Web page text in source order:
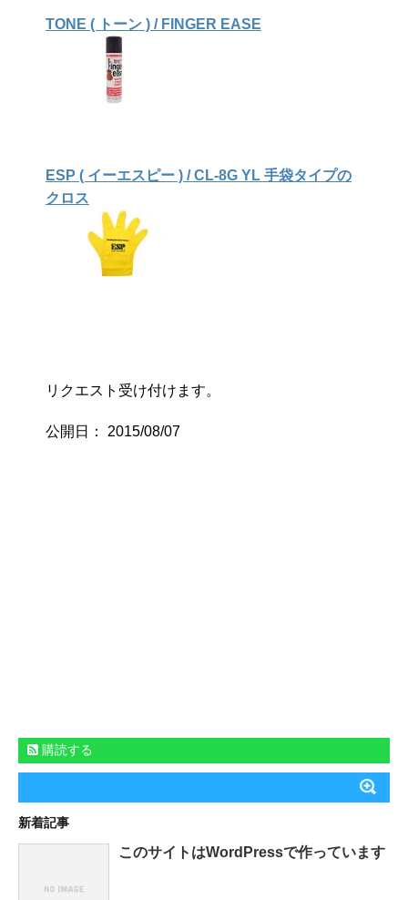
TONE ( トーン ) / FINGER EASE
ESP ( イーエスピー ) / CL-8G YL 手袋タイプの
クロス
リクエスト受け付けます。
公開日： 2015/08/07
購読する
新着記事
このサイトはWordPressで作っています